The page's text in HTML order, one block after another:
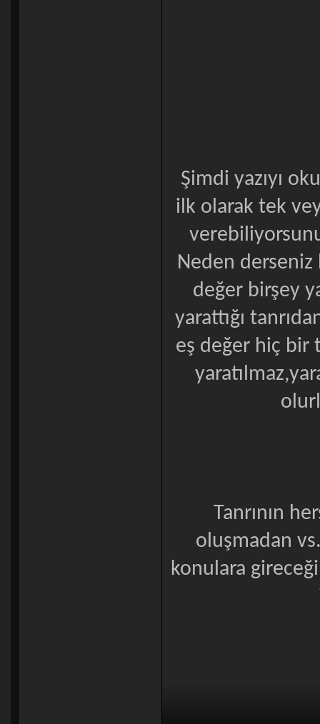
Şimdi yazıyı
ilk olarak tek
Neden derseniz
değer birşey
yarattığı
eş değer hiç bir
Tanrının
oluşmadan
konulara